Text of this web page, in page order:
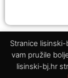
PRETHODNO
Stranice
vam pružile
lisinski-bj.hr